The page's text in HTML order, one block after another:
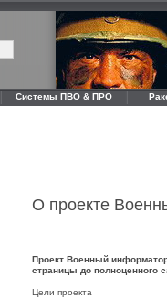
Системы ПВО & ПРО
О проекте
Проект Военный
страницы до полноценного
Цели проекта